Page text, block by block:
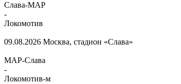
Слава-МАР
-
Локомотив
09.08.2026 Москва, стадион «Слава»
МАР-Слава
-
Локомотив-м